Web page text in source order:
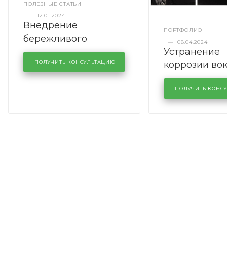
ПОЛЕЗНЫЕ СТАТЬИ
—
12.01.2024
Внедрение
бережливого
производства в
кузовном сервисе
KUTUZOVV
ПОЛУЧИТЬ КОНСУЛЬТАЦИЮ
ПОРТФОЛИО
—
08.04.2024
Устранение
коррозии
лобового
районе
Volkswagen
ПОЛУЧИТЬ